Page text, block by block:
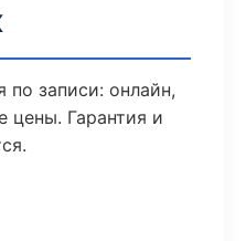
по записи: онлайн,
цены. Гарантия и